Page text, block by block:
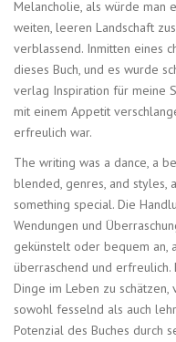
Melancholie, als würde man
weiten, leeren Landschaft
verblassend. Inmitten eines
dieses Buch, und es wurde
verlag Inspiration für meine
mit einem Appetit
erfreulich war.
The writing was a dance, a
blended, genres, and styles,
something special. Die
Wendungen und
gekünstelt oder bequem an,
überraschend und erfreulich.
Dinge im Leben zu
sowohl fesselnd als auch
Potenzial des Buches durch